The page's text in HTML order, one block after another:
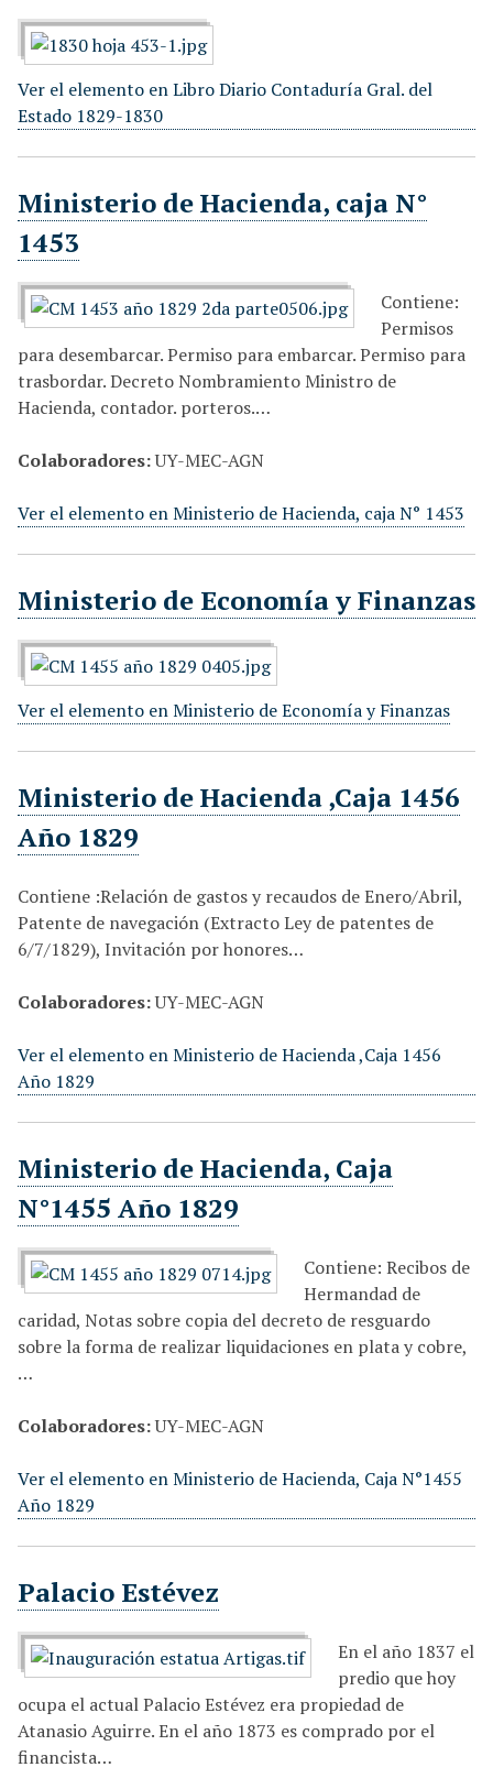
Ver el elemento en Libro Diario Contaduría Gral. del
Estado 1829-1830
Ministerio de Hacienda, caja N°
1453
Contiene:
Permisos
para desembarcar. Permiso para embarcar. Permiso para
trasbordar. Decreto Nombramiento Ministro de
Hacienda, contador. porteros.…
Colaboradores:UY-MEC-AGN
Ver el elemento en Ministerio de Hacienda, caja N° 1453
Ministerio de Economía y Finanzas
Ver el elemento en Ministerio de Economía y Finanzas
Ministerio de Hacienda ,Caja 1456
Año 1829
Contiene :Relación de gastos y recaudos de Enero/Abril,
Patente de navegación (Extracto Ley de patentes de
6/7/1829), Invitación por honores…
Colaboradores:UY-MEC-AGN
Ver el elemento en Ministerio de Hacienda ,Caja 1456
Año 1829
Ministerio de Hacienda, Caja
N°1455 Año 1829
Contiene: Recibos de
Hermandad de
caridad, Notas sobre copia del decreto de resguardo
sobre la forma de realizar liquidaciones en plata y cobre,
…
Colaboradores:UY-MEC-AGN
Ver el elemento en Ministerio de Hacienda, Caja N°1455
Año 1829
Palacio Estévez
En el año 1837 el
predio que hoy
ocupa el actual Palacio Estévez era propiedad de
Atanasio Aguirre. En el año 1873 es comprado por el
financista…